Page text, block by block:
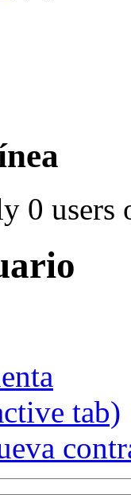
0 users
tab)